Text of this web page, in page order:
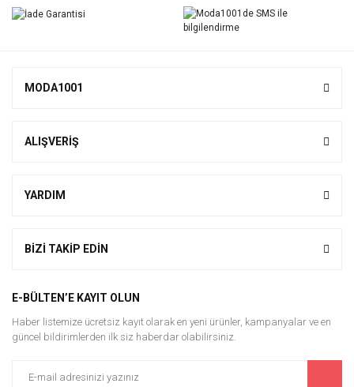
MODA1001
ALIŞVERİŞ
YARDIM
BİZİ TAKİP EDİN
E-BÜLTEN’E KAYIT OLUN
Haber listemize ücretsiz kayıt olarak en yeni ürünler, kampanyalar ve en
güncel bildirimlerden ilk siz haberdar olabilirsiniz.